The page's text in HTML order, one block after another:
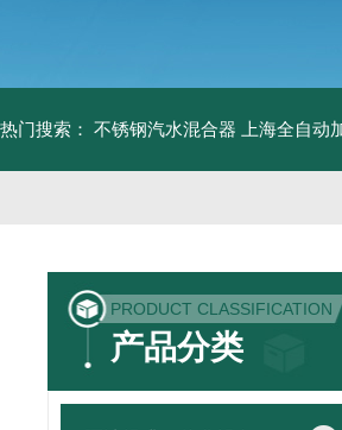
热门搜索： 不锈钢汽水混合器 上海全自动
PRODUCT CLASSIFICATION
产品分类